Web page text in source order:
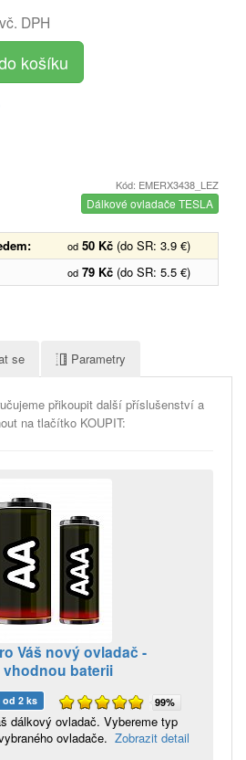
vč. DPH
Kód: EMERX3438_LEZ
Dálkové ovladače TESLA
od 50 Kč (do SR: 3.9 €)
od 79 Kč (do SR: 5.5 €)
se Parametry
přikoupit další příslušenství a
na tlačítko KOUPIT:
Váš nový ovladač -
vhodnou baterii
od 2 ks 99%
dálkový ovladač. Vybereme typ
ovladače. Zobrazit detail